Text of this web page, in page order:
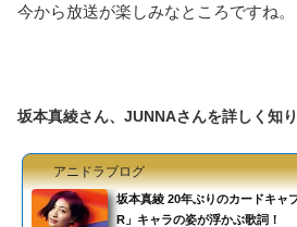
今から放送が楽しみなところですね。
坂本真綾さん、JUNNAさんを詳しく知
アニドラブログ
坂本真綾 20年ぶりのカードキャ
R」キャラの姿が浮かぶ歌詞！